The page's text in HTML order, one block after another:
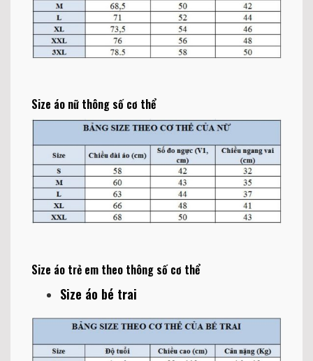
Size áo nữ thông số cơ thể
Size áo trẻ em theo thông số cơ thể
Size áo bé trai